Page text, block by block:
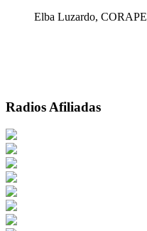
Elba Luzardo, CORAPE
Radios Afiliadas